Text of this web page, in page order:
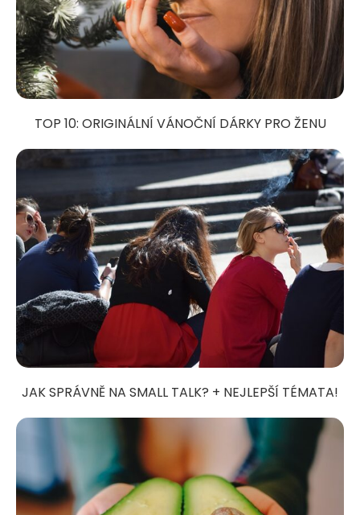
TOP 10: ORIGINÁLNÍ VÁNOČNÍ DÁRKY PRO ŽENU
JAK SPRÁVNĚ NA SMALL TALK? + NEJLEPŠÍ TÉMATA!